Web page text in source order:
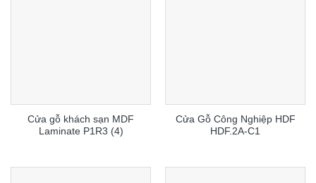
Cửa gỗ khách sạn MDF
Laminate P1R3 (4)
Cửa Gỗ Công Nghiệp HDF
HDF.2A-C1